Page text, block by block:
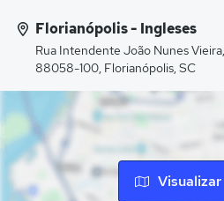
A estrutura da universidade
Saúde, com atendimentos
prática acadêmica, além de
auditórios e núcleos práticos
completo às atividades
Florianópolis - Ingleses
Rua Intendente João Nunes
88058-100, Florianópolis, SC